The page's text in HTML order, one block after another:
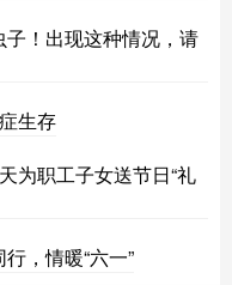
！出现这种情况，请
生存
为职工子女送节日“礼
，情暖“六一”